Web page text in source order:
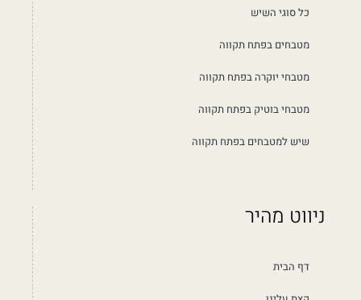
כל סוגי השיש
מטבחים בפתח תקווה
מטבחי יוקרה בפתח תקווה
מטבחי בוטיק בפתח תקווה
שיש למטבחים בפתח תקווה
ניווט מהיר
דף הבית